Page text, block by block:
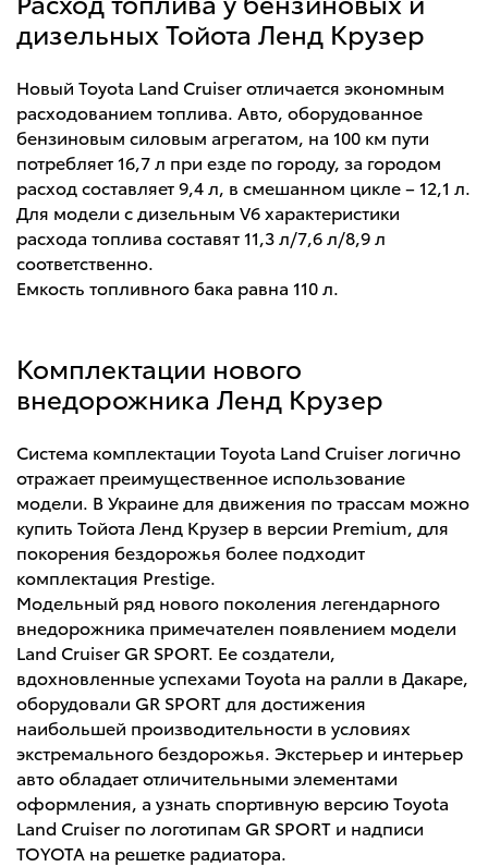
дизельных Тойота Ленд Крузер
Новый Toyota Land Cruiser отличается экономным
расходованием топлива. Авто, оборудованное
бензиновым силовым агрегатом, на 100 км пути
потребляет 16,7 л при езде по городу, за городом
расход составляет 9,4 л, в смешанном цикле – 12,1 л.
Для модели с дизельным V6 характеристики
расхода топлива составят 11,3 л/7,6 л/8,9 л
соответственно.
Емкость топливного бака равна 110 л.
Комплектации нового
внедорожника Ленд Крузер
Система комплектации Toyota Land Cruiser логично
отражает преимущественное использование
модели. В Украине для движения по трассам можно
купить Тойота Ленд Крузер в версии Premium, для
покорения бездорожья более подходит
комплектация Prestige.
Модельный ряд нового поколения легендарного
внедорожника примечателен появлением модели
Land Cruiser GR SPORT. Ее создатели,
вдохновленные успехами Toyota на ралли в Дакаре,
оборудовали GR SPORT для достижения
наибольшей производительности в условиях
экстремального бездорожья. Экстерьер и интерьер
авто обладает отличительными элементами
оформления, а узнать спортивную версию Toyota
Land Cruiser по логотипам GR SPORT и надписи
TOYOTA на решетке радиатора.